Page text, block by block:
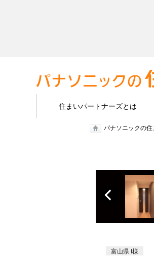
住まいパートナーズとは
パナソニックの
富山県 I様